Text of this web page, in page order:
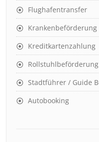
Flughafentransfer
Krankenbeförderung
Kreditkartenzahlung
Rollstuhlbeförderung
Stadtführer / Guide
Autobooking